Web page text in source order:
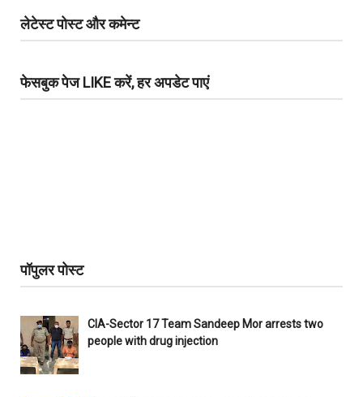
लेटेस्ट पोस्ट और कमेन्ट
फेसबुक पेज LIKE करें, हर अपडेट पाएं
पॉपुलर पोस्ट
CIA-Sector 17 Team Sandeep Mor arrests two
people with drug injection